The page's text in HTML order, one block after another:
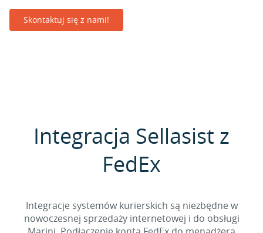
Skontaktuj się z nami!
Integracja Sellasist z
FedEx
Integracje systemów kurierskich są niezbędne w
nowoczesnej sprzedaży internetowej i do obsługi